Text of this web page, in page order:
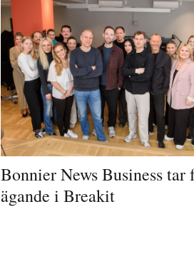
Bonnier News Business
ägande i Breakit